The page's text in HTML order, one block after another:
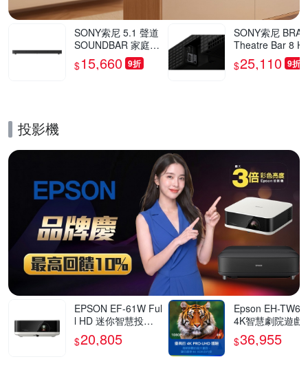
SONY索尼 5.1 聲道
SOUNDBAR 家庭劇
院組 HT-S60
$15,660 9折
SONY索尼
Theatre Bar 8
8000 環繞音場
$25,110 9折
投影機
EPSON EF-61W Ful
l HD 迷你智慧投影
機700流明 古典白
$20,805
Epson EH-
4K智慧劇院遊戲
$36,955